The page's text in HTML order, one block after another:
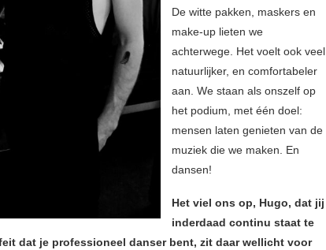
De witte pakken, maskers en
make-up lieten we
achterwege. Het voelt ook veel
natuurlijker, en comfortabeler
aan. We staan als onszelf op
het podium, met één doel:
mensen laten genieten van de
muziek die we maken. En
dansen!
Het viel ons op, Hugo, dat jij
inderdaad continu staat te
dat je professioneel danser bent, zit daar wellicht voor